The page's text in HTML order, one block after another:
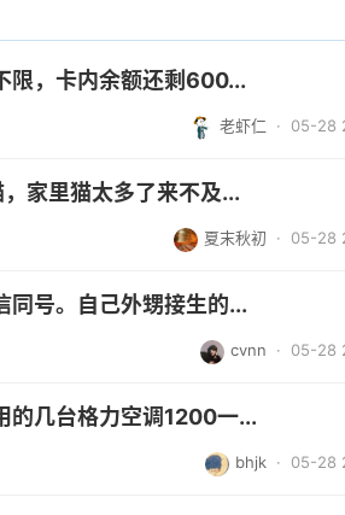
限，卡内余额还剩600...
老虾仁 · 05-28
家里猫太多了来不及...
夏末秋初 · 05-28
同号。自己外甥接生的...
cvnn · 05-28
的几台格力空调1200一...
bhjk · 05-28